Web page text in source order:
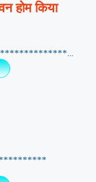
होम किया